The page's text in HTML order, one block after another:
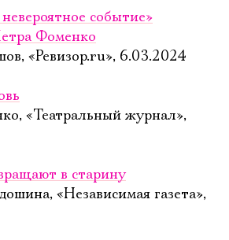
событие»
Фоменко
«Ревизор.ru», 6.03.2024
«Театральный журнал»,
в старину
«Независимая газета»,